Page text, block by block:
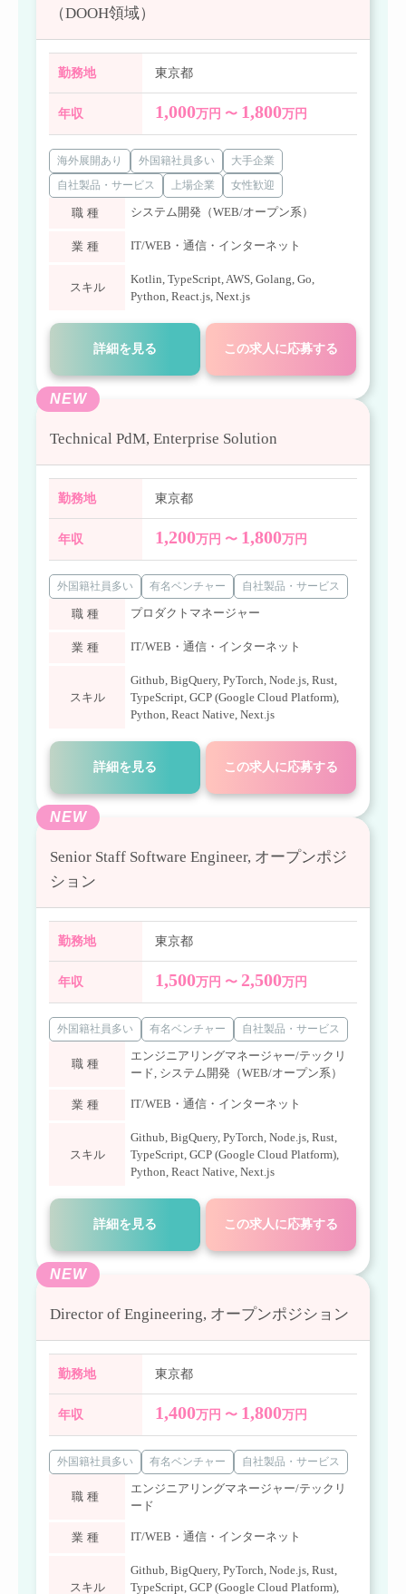
（DOOH領域）
勤務地 東京都
年収 1,000万円 〜 1,800万円
海外展開あり 外国籍社員多い
大手企業
自社製品・サービス
上場企業 女性歓迎
職種 システム開発（WEB/オープン系）
業種 IT/WEB・通信・インターネット
スキル
Kotlin, TypeScript,AWS, Golang, Go,
Python, React.js, Next.js
詳細を見る この求人に応募する
NEW
Technical PdM, Enterprise Solution
勤務地 東京都
年収 1,200万円 〜 1,800万円
外国籍社員多い 有名ベンチャー 自社製品・サービス
職種 プロダクトマネージャー
業種 IT/WEB・通信・インターネット
スキル
Github, BigQuery, PyTorch, Node.js, Rust,
TypeScript, GCP (Google Cloud Platform),
Python, React Native, Next.js
詳細を見る この求人に応募する
NEW
Senior Staff Software Engineer, オープンポジ
ション
勤務地 東京都
年収 1,500万円 〜 2,500万円
外国籍社員多い 有名ベンチャー 自社製品・サービス
職種
エンジニアリングマネージャー/テックリ
ード, システム開発（WEB/オープン系）
業種 IT/WEB・通信・インターネット
スキル
Github, BigQuery, PyTorch, Node.js, Rust,
TypeScript, GCP (Google Cloud Platform),
Python, React Native, Next.js
詳細を見る この求人に応募する
NEW
Director of Engineering, オープンポジション
勤務地 東京都
年収 1,400万円 〜 1,800万円
外国籍社員多い 有名ベンチャー 自社製品・サービス
職種
エンジニアリングマネージャー/テックリ
ード
業種 IT/WEB・通信・インターネット
スキル
Github, BigQuery, PyTorch, Node.js, Rust,
TypeScript, GCP (Google Cloud Platform),